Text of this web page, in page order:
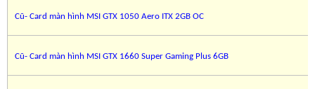
Cũ- Card màn hình MSI GTX 1050 Aero ITX 2GB OC
Cũ- Card màn hình MSI GTX 1660 Super Gaming Plus 6GB